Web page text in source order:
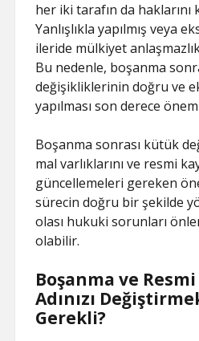
her iki tarafın da haklarını
Yanlışlıkla yapılmış veya
ileride mülkiyet
Bu nedenle, boşanma
değişikliklerinin doğru ve
yapılması son derece
Boşanma sonrası kütük
mal varlıklarını ve resmi
güncellemeleri gereken
sürecin doğru bir şekilde
olası hukuki sorunları
olabilir.
Boşanma ve
Adınızı
Gerekli?